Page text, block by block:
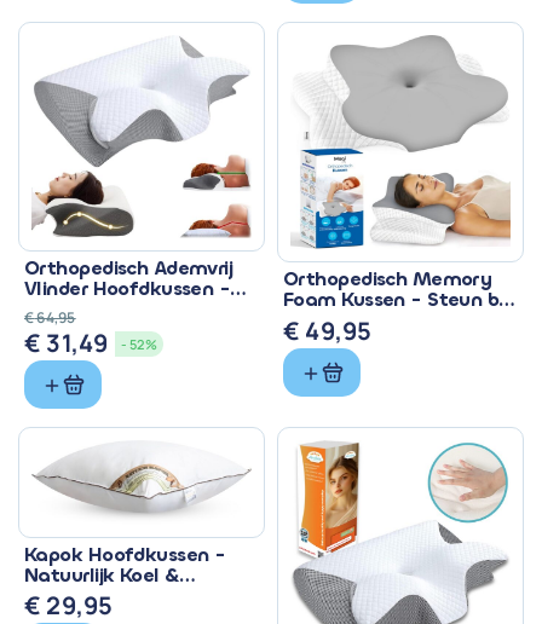
€ 31,40. € 26,69.
Orthopedisch Ademvrij
Vlinder Hoofdkussen -
Anti Snurk
€64,95
Oorspronkelijke
prijs
was:
€ 64,95.
€ 31,49 Huidige
- 52%
Orthopedisch Memory
Foam Kussen - Steun bij
Nekklachten
€ 49,95
Kapok Hoofdkussen -
Natuurlijk Koel &
Ademend 60x70 cm
€ 29,95